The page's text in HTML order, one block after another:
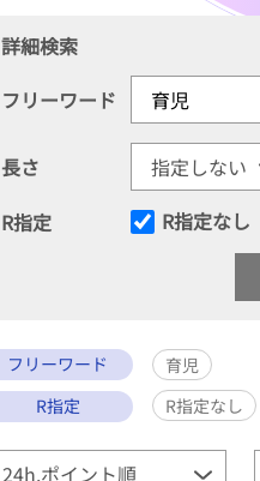
詳細検索
フリーワード
長さ
R指定
R指定なし
フリーワード
育児
R指定
R指定なし